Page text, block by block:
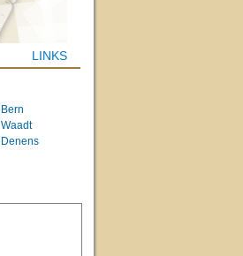
LINKS
Bern
Waadt
Denens